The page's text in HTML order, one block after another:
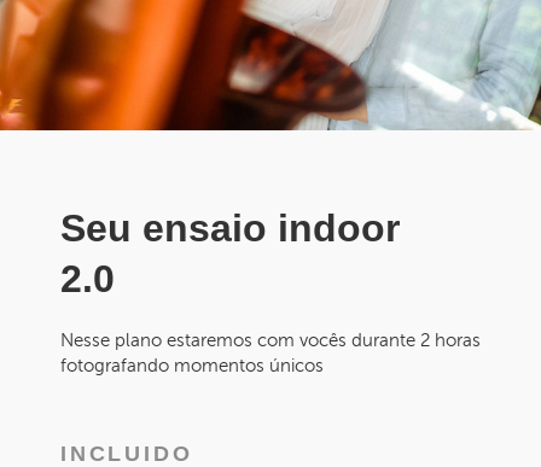
Seu ensaio indoor
2.0
Nesse plano estaremos com vocês durante 2 horas
fotografando momentos únicos
INCLUIDO